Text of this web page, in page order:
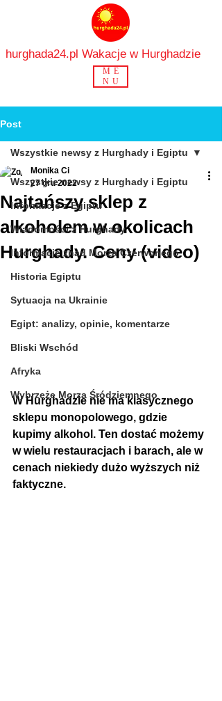
hurghada24.pl Wakacje w Hurghadzie
ME
NU
Post
Wszystkie newsy z Hurghady i Egiptu
Informacje z Egiptu
Wiadomości z Hurghady
Informacje znad Morza Czerwonego
Historia Egiptu
Sytuacja na Ukrainie
Egipt: analizy, opinie, komentarze
Bliski Wschód
Afryka
Wybrzeże Morza Śródziemnego
Wszystkie newsy z Hurghady i Egiptu
Najtańszy sklep z
alkoholem w okolicach
Hurghady. Ceny (video)
Monika Ci
27 gru 2022
W Hurghadzie nie ma klasycznego
sklepu monopolowego, gdzie
kupimy alkohol. Ten dostać możemy
w wielu restauracjach i barach, ale w
cenach niekiedy dużo wyższych niż
faktyczne.